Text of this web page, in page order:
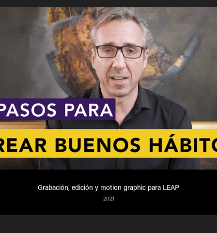
Grabación, edición y motion graphic para LEAP
2021